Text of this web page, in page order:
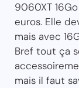
9060XT
euros. Elle
mais avec
Bref tout ça
mais il faut